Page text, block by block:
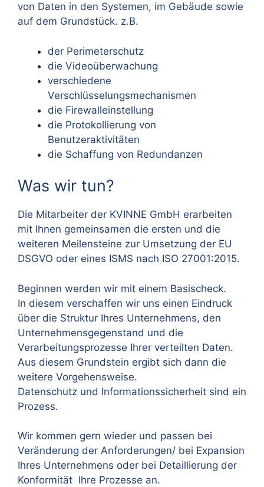
von Daten in den Systemen, im Gebäude sowie
auf dem Grundstück. z.B.
der Perimeterschutz
die Videoüberwachung
verschiedene
Verschlüsselungsmechanismen
die Firewalleinstellung
die Protokollierung von
Benutzeraktivitäten
die Schaffung von Redundanzen
Was wir tun?
Die Mitarbeiter der KVINNE GmbH erarbeiten
mit Ihnen gemeinsamen die ersten und die
weiteren Meilensteine zur Umsetzung der EU
DSGVO oder eines ISMS nach ISO 27001:2015.
Beginnen werden wir mit einem Basischeck.
In diesem verschaffen wir uns einen Eindruck
über die Struktur Ihres Unternehmens, den
Unternehmensgegenstand und die
Verarbeitungsprozesse Ihrer verteilten Daten.
Aus diesem Grundstein ergibt sich dann die
weitere Vorgehensweise.
Datenschutz und Informationssicherheit sind ein
Prozess.
Wir kommen gern wieder und passen bei
Veränderung der Anforderungen/ bei Expansion
Ihres Unternehmens oder bei Detaillierung der
Konformität Ihre Prozesse an.